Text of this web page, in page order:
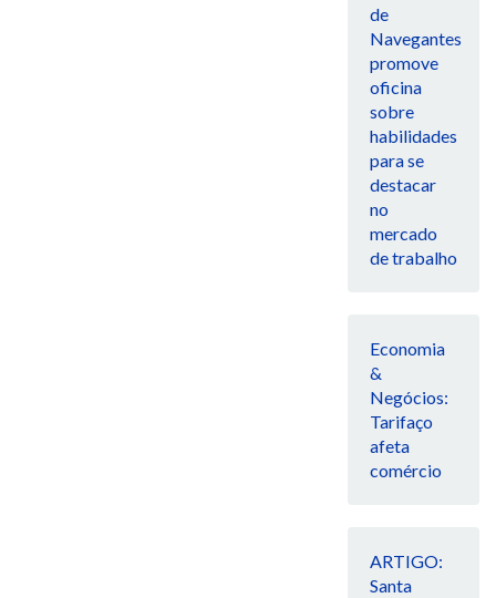
de
Navegantes
promove
oficina
sobre
habilidades
para se
destacar
no
mercado
de trabalho
Economia
&
Negócios:
Tarifaço
afeta
comércio
ARTIGO:
Santa